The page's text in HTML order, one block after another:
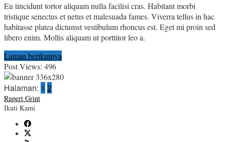
Eu tincidunt tortor aliquam nulla facilisi cras. Habitant morbi
tristique senectus et netus et malesuada fames. Viverra tellus in hac
habitasse platea dictumst vestibulum rhoncus est. Eget mi proin sed
libero enim. Mollis aliquam ut porttitor leo a.
Laman berikutnya
Post Views: 496
Halaman: 1 2
Rupert Grint
Ikuti Kami